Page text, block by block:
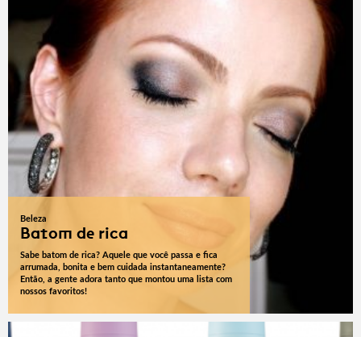
Beleza
Batom de rica
Sabe batom de rica? Aquele que você passa e fica
arrumada, bonita e bem cuidada instantaneamente?
Então, a gente adora tanto que montou uma lista com
nossos favoritos!